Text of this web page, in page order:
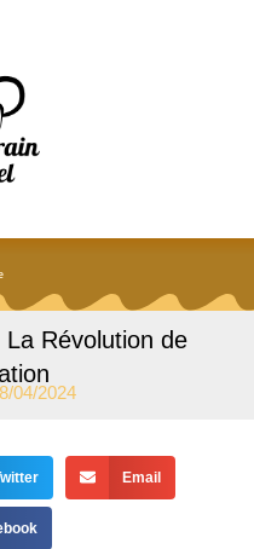
Révolution de
04/2024
Email